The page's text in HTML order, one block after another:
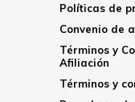
Políticas de
Convenio de
Términos y
Afiliación
Términos y